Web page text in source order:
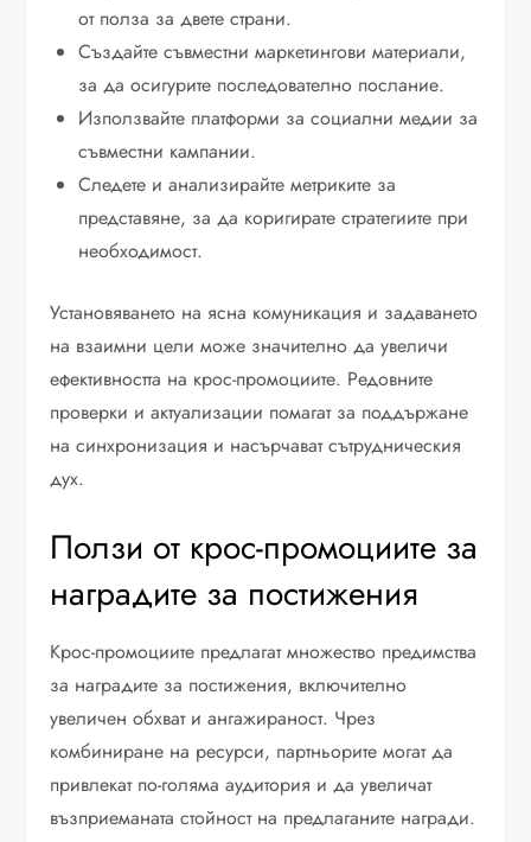
от полза за двете страни.
Създайте съвместни маркетингови материали,
за да осигурите последователно послание.
Използвайте платформи за социални медии за
съвместни кампании.
Следете и анализирайте метриките за
представяне, за да коригирате стратегиите при
необходимост.
Установяването на ясна комуникация и задаването
на взаимни цели може значително да увеличи
ефективността на крос-промоциите. Редовните
проверки и актуализации помагат за поддържане
на синхронизация и насърчават сътрудническия
дух.
Ползи от крос-промоциите за
наградите за постижения
Крос-промоциите предлагат множество предимства
за наградите за постижения, включително
увеличен обхват и ангажираност. Чрез
комбиниране на ресурси, партньорите могат да
привлекат по-голяма аудитория и да увеличат
възприеманата стойност на предлаганите награди.